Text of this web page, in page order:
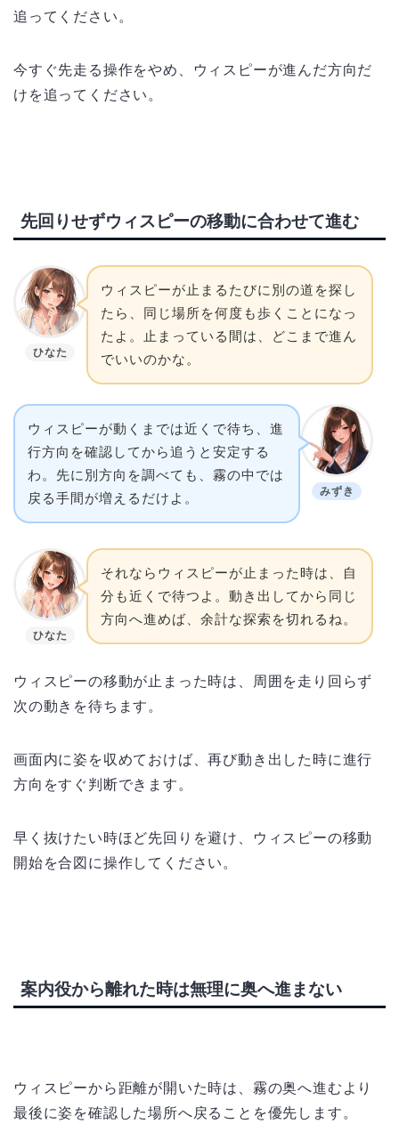
追ってください。
今すぐ先走る操作をやめ、ウィスピーが進んだ方向だ
けを追ってください。
先回りせずウィスピーの移動に合わせて進む
ひなた
ウィスピーが止まるたびに別の道を探し
たら、同じ場所を何度も歩くことになっ
たよ。止まっている間は、どこまで進ん
でいいのかな。
みずき
ウィスピーが動くまでは近くで待ち、進
行方向を確認してから追うと安定する
わ。先に別方向を調べても、霧の中では
戻る手間が増えるだけよ。
ひなた
それならウィスピーが止まった時は、自
分も近くで待つよ。動き出してから同じ
方向へ進めば、余計な探索を切れるね。
ウィスピーの移動が止まった時は、周囲を走り回らず
次の動きを待ちます。
画面内に姿を収めておけば、再び動き出した時に進行
方向をすぐ判断できます。
早く抜けたい時ほど先回りを避け、ウィスピーの移動
開始を合図に操作してください。
案内役から離れた時は無理に奥へ進まない
ウィスピーから距離が開いた時は、霧の奥へ進むより
最後に姿を確認した場所へ戻ることを優先します。